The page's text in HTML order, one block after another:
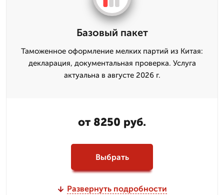
Базовый пакет
Таможенное оформление мелких партий из Китая:
декларация, документальная проверка. Услуга
актуальна в августе 2026 г.
от 8250 руб.
Выбрать
Развернуть подробности